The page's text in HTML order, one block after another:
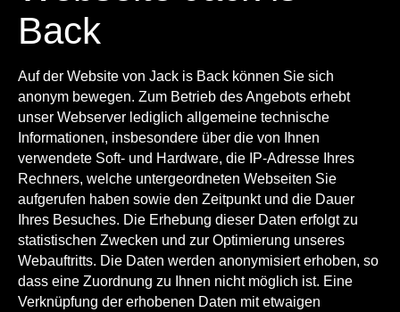
Back
Auf der Website von Jack is Back können Sie sich
anonym bewegen. Zum Betrieb des Angebots erhebt
unser Webserver lediglich allgemeine technische
Informationen, insbesondere über die von Ihnen
verwendete Soft- und Hardware, die IP-Adresse Ihres
Rechners, welche untergeordneten Webseiten Sie
aufgerufen haben sowie den Zeitpunkt und die Dauer
Ihres Besuches. Die Erhebung dieser Daten erfolgt zu
statistischen Zwecken und zur Optimierung unseres
Webauftritts. Die Daten werden anonymisiert erhoben, so
dass eine Zuordnung zu Ihnen nicht möglich ist. Eine
Verknüpfung der erhobenen Daten mit etwaigen